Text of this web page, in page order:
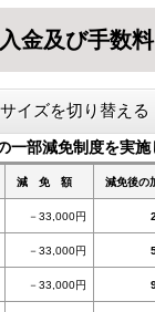
金及び手数料
イズを切り替える
一部減免制度を実
減 免 額 減免後の
－33,000円
－33,000円
－33,000円